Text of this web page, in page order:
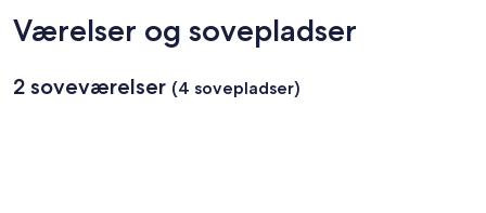
Værelser og sovepladser
2 soveværelser (4 sovepladser)